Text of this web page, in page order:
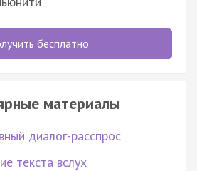
бесплатно
материалы
диалог-расспрос
текста вслух